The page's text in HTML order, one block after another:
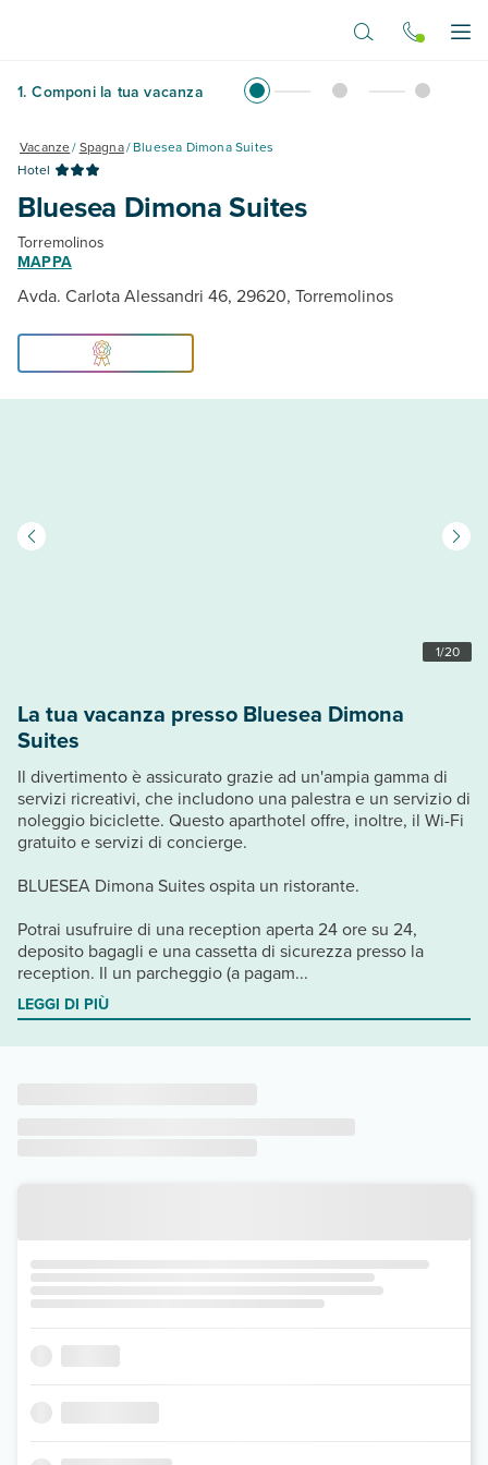
1. Componi la tua vacanza
Vacanze/Spagna/Bluesea Dimona Suites
Hotel
Bluesea Dimona Suites
Torremolinos
MAPPA
Avda. Carlota Alessandri 46, 29620, Torremolinos
1/20
La tua vacanza presso Bluesea Dimona
Suites
Il divertimento è assicurato grazie ad un'ampia gamma di
servizi ricreativi, che includono una palestra e un servizio di
noleggio biciclette. Questo aparthotel offre, inoltre, il Wi-Fi
gratuito e servizi di concierge.
BLUESEA Dimona Suites ospita un ristorante.
Potrai usufruire di una reception aperta 24 ore su 24,
deposito bagagli e una cassetta di sicurezza presso la
reception. Il un parcheggio (a pagam...
LEGGI DI PIÙ